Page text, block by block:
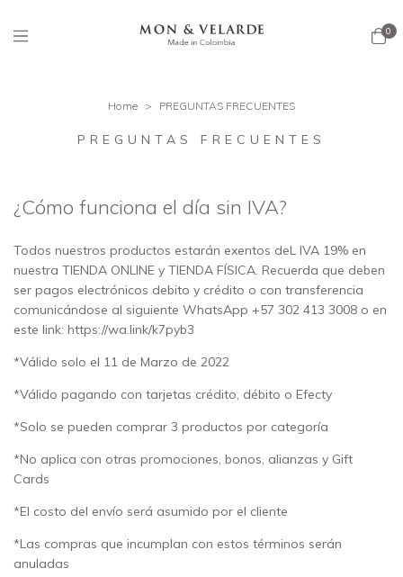
0
Home > PREGUNTAS FRECUENTES
PREGUNTAS FRECUENTES
¿Cómo funciona el día sin IVA?
Todos nuestros productos estarán exentos deL IVA 19% en
nuestra TIENDA ONLINE y TIENDA FÍSICA. Recuerda que deben
ser pagos electrónicos debito y crédito o con transferencia
comunicándose al siguiente WhatsApp +57 302 413 3008 o en
este link: https://wa.link/k7pyb3
*Válido solo el 11 de Marzo de 2022
*Válido pagando con tarjetas crédito, débito o Efecty
*Solo se pueden comprar 3 productos por categoría
*No aplica con otras promociones, bonos, alianzas y Gift
Cards
*El costo del envío será asumido por el cliente
*Las compras que incumplan con estos términos serán
anuladas